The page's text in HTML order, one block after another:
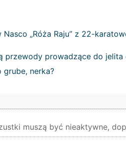
„Róża Raju” z 22-
przewody prowadzące do jelita
grube, nerka?
muszą być nieaktywne,